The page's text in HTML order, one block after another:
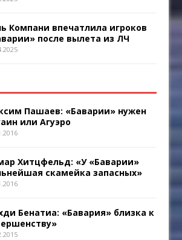
Компани впечатлила игроков
после вылета из ЛЧ
Пашаев: «Баварии» нужен
или Агуэро
Хитцфельд: «У «Баварии»
скамейка запасных»
Бенатиа: «Бавария» близка к